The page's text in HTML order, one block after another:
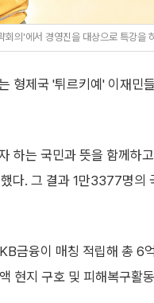
의'에서 경영진을 대상으로 특강을
형제국 '튀르키예' 이재민
하는 국민과 뜻을 함께하
다. 그 결과 1만3377명의
금융이 매칭 적립해 총 6
현지 구호 및 피해복구활